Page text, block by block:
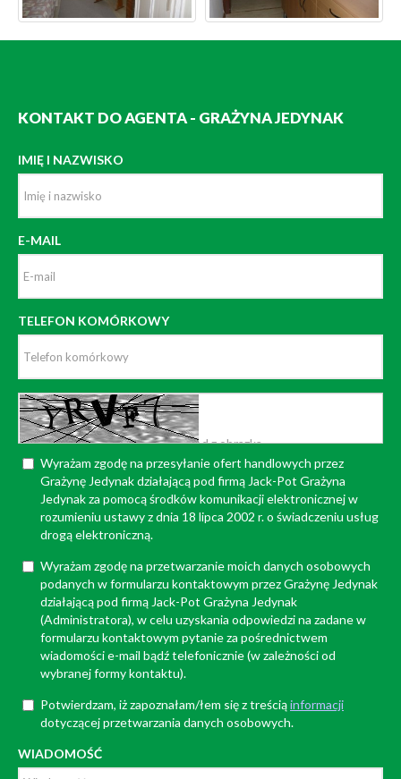
KONTAKT DO AGENTA - GRAŻYNA JEDYNAK
IMIĘ I NAZWISKO
E-MAIL
TELEFON KOMÓRKOWY
Wyrażam zgodę na przesyłanie ofert handlowych przez
Grażynę Jedynak działającą pod firmą Jack-Pot Grażyna
Jedynak za pomocą środków komunikacji elektronicznej w
rozumieniu ustawy z dnia 18 lipca 2002 r. o świadczeniu usług
drogą elektroniczną.
Wyrażam zgodę na przetwarzanie moich danych osobowych
podanych w formularzu kontaktowym przez Grażynę Jedynak
działającą pod firmą Jack-Pot Grażyna Jedynak
(Administratora), w celu uzyskania odpowiedzi na zadane w
formularzu kontaktowym pytanie za pośrednictwem
wiadomości e-mail bądź telefonicznie (w zależności od
wybranej formy kontaktu).
Potwierdzam, iż zapoznałam/łem się z treściąinformacji
dotyczącej przetwarzania danych osobowych.
WIADOMOŚĆ